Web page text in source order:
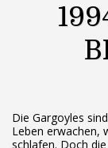
Die Gargoyles
Leben erwachen,
schlafen. Doch